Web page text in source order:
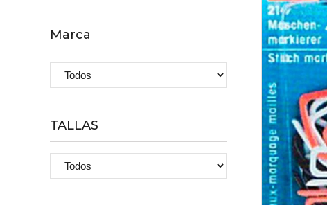
Marca
TALLAS